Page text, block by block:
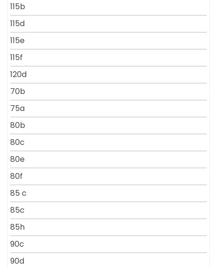
115b
115d
115e
115f
120d
70b
75a
80b
80c
80e
80f
85 c
85c
85h
90c
90d